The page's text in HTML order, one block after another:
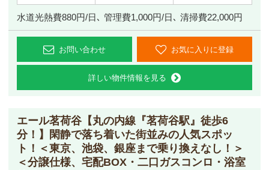
水道光熱費880円/日､ 管理費1,000円/日､ 清掃費22,000円
お問い合わせ お気に入りに登録
詳しい物件情報を見る
エール茗荷谷【丸の内線『茗荷谷駅』徒歩6
分！】閑静で落ち着いた街並みの人気スポッ
ト！＜東京、池袋、銀座まで乗り換えなし！＞
＜分譲仕様、宅配BOX・二口ガスコンロ・浴室